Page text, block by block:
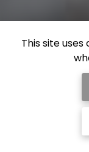
This site